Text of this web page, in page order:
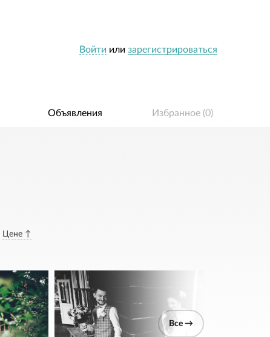
Войти или зарегистрироваться
Объявления Избранное (0)
Цене ↑
Все →